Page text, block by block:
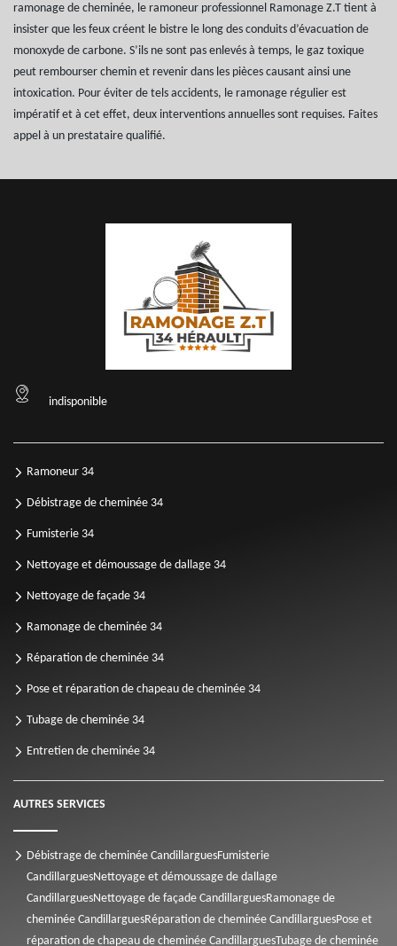
ramonage de cheminée, le ramoneur professionnel Ramonage Z.T tient à
insister que les feux créent le bistre le long des conduits d’évacuation de
monoxyde de carbone. S’ils ne sont pas enlevés à temps, le gaz toxique
peut rembourser chemin et revenir dans les pièces causant ainsi une
intoxication. Pour éviter de tels accidents, le ramonage régulier est
impératif et à cet effet, deux interventions annuelles sont requises. Faites
appel à un prestataire qualifié.
indisponible
Ramoneur 34
Débistrage de cheminée 34
Fumisterie 34
Nettoyage et démoussage de dallage 34
Nettoyage de façade 34
Ramonage de cheminée 34
Réparation de cheminée 34
Pose et réparation de chapeau de cheminée 34
Tubage de cheminée 34
Entretien de cheminée 34
AUTRES SERVICES
Débistrage de cheminée CandillarguesFumisterie
CandillarguesNettoyage et démoussage de dallage
CandillarguesNettoyage de façade CandillarguesRamonage de
cheminée CandillarguesRéparation de cheminée CandillarguesPose et
réparation de chapeau de cheminée CandillarguesTubage de cheminée